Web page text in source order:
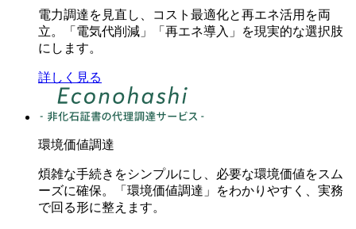
電力調達を見直し、コスト最適化と再エネ活用を両
立。「電気代削減」「再エネ導入」を現実的な選択肢
にします。
詳しく見る
環境価値調達
煩雑な手続きをシンプルにし、必要な環境価値をスム
ーズに確保。「環境価値調達」をわかりやすく、実務
で回る形に整えます。